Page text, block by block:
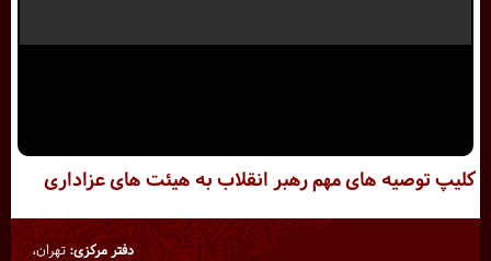
کلیپ توصیه های مهم رهبر انقلاب به هیئت های عزاداری
دفتر مرکزی:تهران،